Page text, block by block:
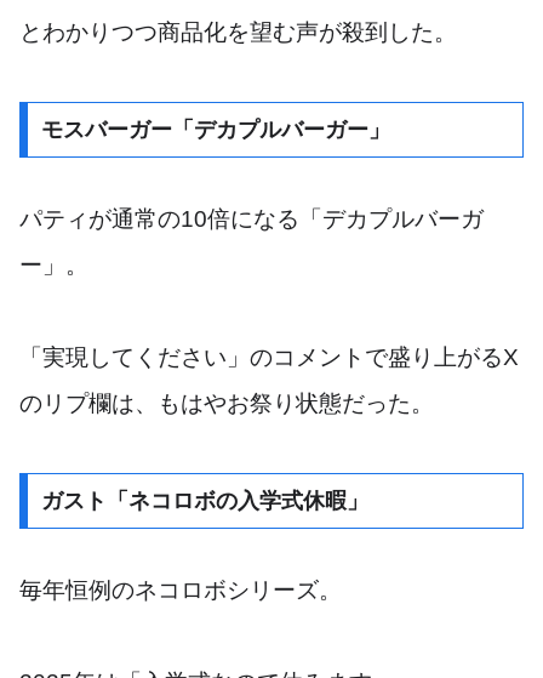
とわかりつつ商品化を望む声が殺到した。
モスバーガー「デカプルバーガー」
パティが通常の10倍になる「デカプルバーガ
ー」。
「実現してください」のコメントで盛り上がるX
のリプ欄は、もはやお祭り状態だった。
ガスト「ネコロボの入学式休暇」
毎年恒例のネコロボシリーズ。